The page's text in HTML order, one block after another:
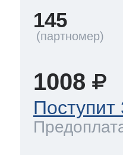
145
1008
Поступит